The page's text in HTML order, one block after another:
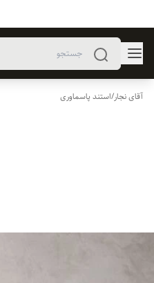
آقای نجار/استند پاسماوری